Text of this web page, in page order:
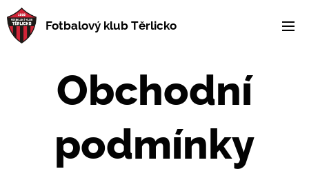
Fotbalový klub Těrlicko
Obchodní
podmínky